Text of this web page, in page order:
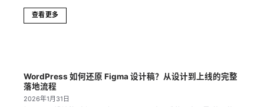
查看更多
WordPress 如何还原 Figma 设计稿？从设计到上线的完整
落地流程
2026年1月31日